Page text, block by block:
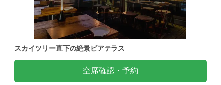
スカイツリー直下の絶景ビアテラス
空席確認・予約